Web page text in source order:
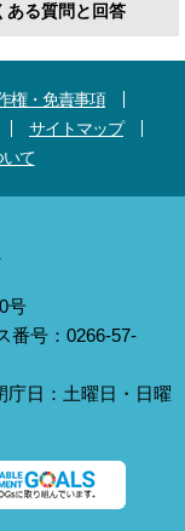
ある質問と回答
権・免責事項
サイトマップ
て
号
番号：0266-57-
庁日：土曜日・日曜